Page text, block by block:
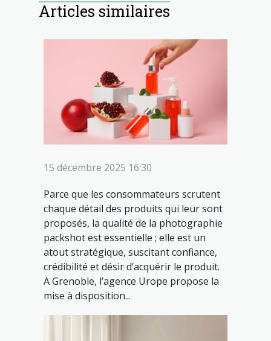
Articles similaires
15 décembre 2025 16:30
Parce que les consommateurs scrutent
chaque détail des produits qui leur sont
proposés, la qualité de la photographie
packshot est essentielle ; elle est un
atout stratégique, suscitant confiance,
crédibilité et désir d’acquérir le produit.
A Grenoble, l’agence Urope propose la
mise à disposition...